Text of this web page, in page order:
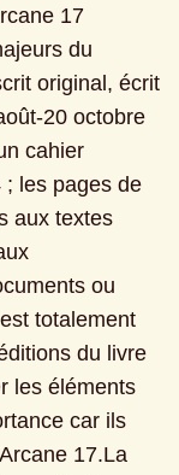
17
du
original, écrit
20 octobre
cahier
; les pages de
aux textes
ou
totalement
du livre
les éléments
car ils
17.La